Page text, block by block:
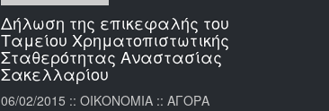
Δήλωση της επικεφαλής του
Ταμείου Χρηματοπιστωτικής
Σταθερότητας Αναστασίας
Σακελλαρίου
06/02/2015 :: ΟΙΚΟΝΟΜΙΑ :: ΑΓΟΡΑ